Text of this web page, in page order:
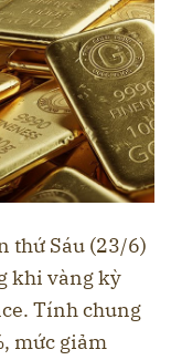
thứ Sáu (23/6)
khi vàng kỳ
Tính chung
mức giảm